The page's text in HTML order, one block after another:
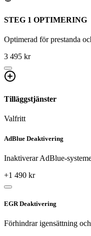
STEG 1 OPTIMERING
Optimerad för prestanda
3 495 kr
Tilläggstjänster
Valfritt
AdBlue Deaktivering
Inaktiverar AdBlue-
+1 490 kr
EGR Deaktivering
Förhindrar igensättning